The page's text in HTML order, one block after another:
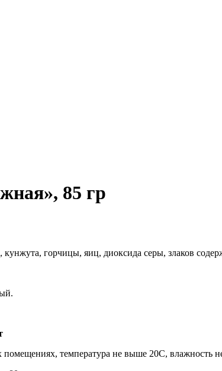
85 гр
горчицы, яиц, диоксида серы, злаков
температура не выше 20С, влажность